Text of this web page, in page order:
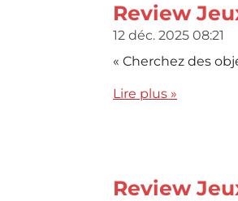
Review
12 déc. 2025 08:21
« Cherchez des
Lire plus »
Review